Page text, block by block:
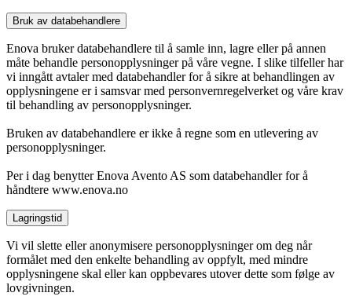
Bruk av databehandlere
Enova bruker databehandlere til å samle inn, lagre eller på annen
måte behandle personopplysninger på våre vegne. I slike tilfeller har
vi inngått avtaler med databehandler for å sikre at behandlingen av
opplysningene er i samsvar med personvernregelverket og våre krav
til behandling av personopplysninger.
Bruken av databehandlere er ikke å regne som en utlevering av
personopplysninger.
Per i dag benytter Enova Avento AS som databehandler for å
håndtere www.enova.no
Lagringstid
Vi vil slette eller anonymisere personopplysninger om deg når
formålet med den enkelte behandling av oppfylt, med mindre
opplysningene skal eller kan oppbevares utover dette som følge av
lovgivningen.